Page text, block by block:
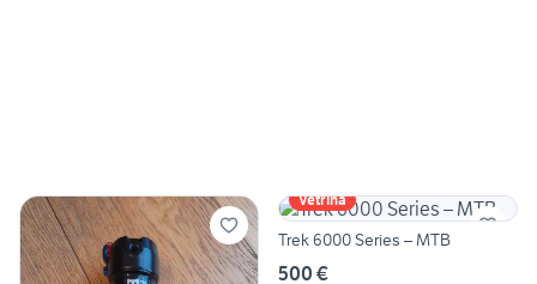
Vetrina
Trek 6000 Series – MTB
500 €